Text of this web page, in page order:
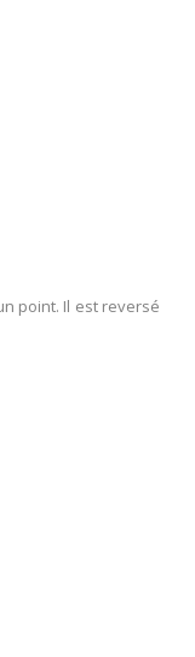
point. Il est reversé